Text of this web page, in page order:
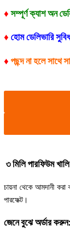
♦ সম্পূর্ণ ক্যাশ অন
♦ হোম ডেলিভারি
♦ পছন্দ না হলে সাথে
৩ মিলি পারফিউম
চায়না থেকে আমদানী
পারফেক্ট।
জেনে বুঝে অর্ডার করুন: